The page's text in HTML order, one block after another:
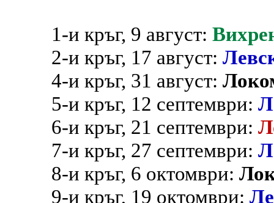
1-и кръг, 9 август:
2-и кръг, 17 август:
4-и кръг, 31 август:
5-и кръг, 12 септември:
6-и кръг, 21 септември:
7-и кръг, 27 септември:
8-и кръг, 6 октомври:
9-и кръг, 19 октомври: